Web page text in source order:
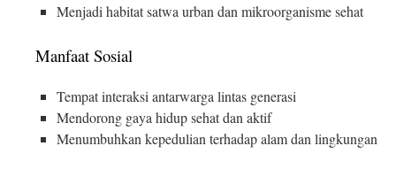
Menjadi habitat satwa urban dan mikroorganisme sehat
Manfaat Sosial
Tempat interaksi antarwarga lintas generasi
Mendorong gaya hidup sehat dan aktif
Menumbuhkan kepedulian terhadap alam dan lingkungan